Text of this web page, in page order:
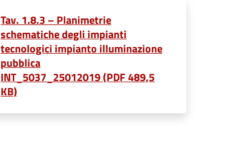
Tav. 1.8.3 – Planimetrie
schematiche degli impianti
tecnologici impianto illuminazione
pubblica
INT_5037_25012019 (PDF 489,5
KB)